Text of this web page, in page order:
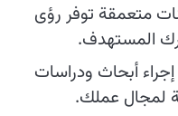
متعمقة توفر رؤى
المستهدف.
إجراء أبحاث ودراسات
لمجال عملك.